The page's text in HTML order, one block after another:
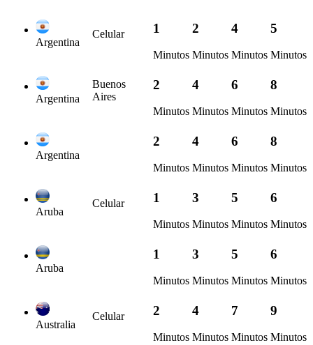
Argentina
Celular 1
Minutos
2
Minutos
4
Minutos
5
Minutos
Argentina
Buenos
Aires
2
Minutos
4
Minutos
6
Minutos
8
Minutos
Argentina
2
Minutos
4
Minutos
6
Minutos
8
Minutos
Aruba
Celular 1
Minutos
3
Minutos
5
Minutos
6
Minutos
Aruba
1
Minutos
3
Minutos
5
Minutos
6
Minutos
Australia
Celular 2
Minutos
4
Minutos
7
Minutos
9
Minutos